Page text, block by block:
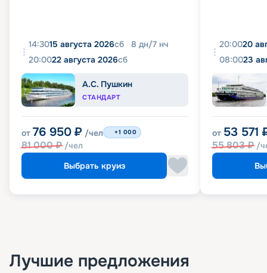
14:3015 августа 2026сб 8 дн/7 нч
20:0022 августа 2026сб
А.С. Пушкин
СТАНДАРТ
от 76 950 ₽ /чел
81 000₽ /чел
+1 000
Выбрать круиз
20:0020
08:0023
от 53 571
55 803₽ /
Лучшие предложения